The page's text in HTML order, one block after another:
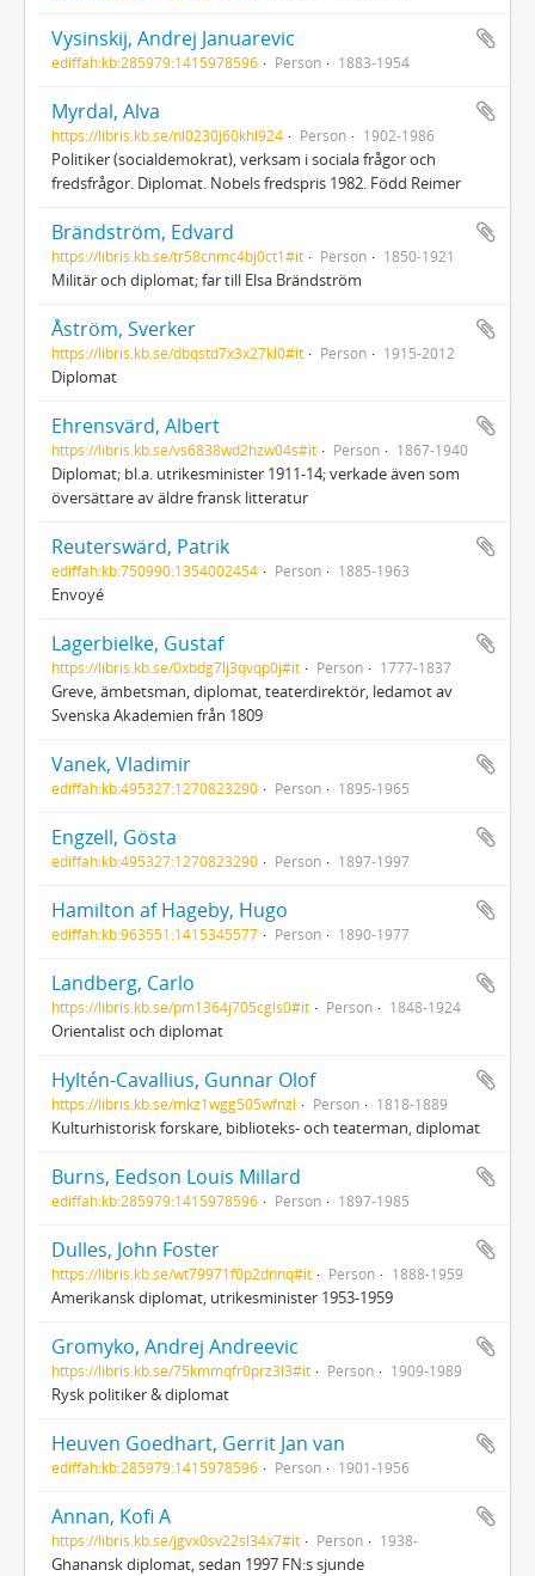
Vysinskij, Andrej Januarevic
ediffah:kb:285979:1415978596 Person 1883-1954
Myrdal, Alva
https://libris.kb.se/nl0230j60khl924 Person 1902-1986
Politiker (socialdemokrat), verksam i sociala frågor och
fredsfrågor. Diplomat. Nobels fredspris 1982. Född Reimer
Brändström, Edvard
https://libris.kb.se/tr58cnmc4bj0ct1#it Person 1850-1921
Militär och diplomat; far till Elsa Brändström
Åström, Sverker
https://libris.kb.se/dbqstd7x3x27kl0#it Person 1915-2012
Diplomat
Ehrensvärd, Albert
https://libris.kb.se/vs6838wd2hzw04s#it Person 1867-1940
Diplomat; bl.a. utrikesminister 1911-14; verkade även som
översättare av äldre fransk litteratur
Reuterswärd, Patrik
ediffah:kb:750990:1354002454 Person 1885-1963
Envoyé
Lagerbielke, Gustaf
https://libris.kb.se/0xbdg7lj3qvqp0j#it Person 1777-1837
Greve, ämbetsman, diplomat, teaterdirektör, ledamot av
Svenska Akademien från 1809
Vanek, Vladimir
ediffah:kb:495327:1270823290 Person 1895-1965
Engzell, Gösta
ediffah:kb:495327:1270823290 Person 1897-1997
Hamilton af Hageby, Hugo
ediffah:kb:963551:1415345577 Person 1890-1977
Landberg, Carlo
https://libris.kb.se/pm1364j705cgls0#it Person 1848-1924
Orientalist och diplomat
Hyltén-Cavallius, Gunnar Olof
https://libris.kb.se/mkz1wgg505wfnzl Person 1818-1889
Kulturhistorisk forskare, biblioteks- och teaterman, diplomat
Burns, Eedson Louis Millard
ediffah:kb:285979:1415978596 Person 1897-1985
Dulles, John Foster
https://libris.kb.se/wt79971f0p2dnnq#it Person 1888-1959
Amerikansk diplomat, utrikesminister 1953-1959
Gromyko, Andrej Andreevic
https://libris.kb.se/75kmmqfr0prz3l3#it Person 1909-1989
Rysk politiker & diplomat
Heuven Goedhart, Gerrit Jan van
ediffah:kb:285979:1415978596 Person 1901-1956
Annan, Kofi A
https://libris.kb.se/jgvx0sv22sl34x7#it Person 1938-
Ghanansk diplomat, sedan 1997 FN:s sjunde